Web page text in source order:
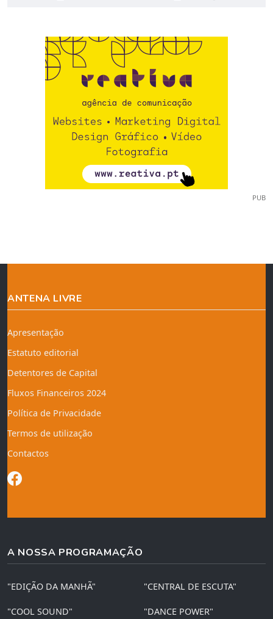
PUB
ANTENA LIVRE
Apresentação
Estatuto editorial
Detentores de Capital
Fluxos Financeiros 2024
Política de Privacidade
Termos de utilização
Contactos
A NOSSA PROGRAMAÇÃO
"EDIÇÃO DA MANHÃ" "CENTRAL DE ESCUTA"
"COOL SOUND" "DANCE POWER"